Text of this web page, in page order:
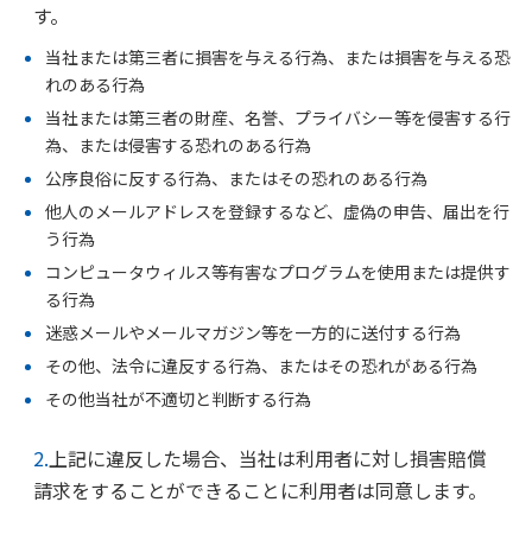
す。
当社または第三者に損害を与える行為、または損害を与える恐
れのある行為
当社または第三者の財産、名誉、プライバシー等を侵害する行
為、または侵害する恐れのある行為
公序良俗に反する行為、またはその恐れのある行為
他人のメールアドレスを登録するなど、虚偽の申告、届出を行
う行為
コンピュータウィルス等有害なプログラムを使用または提供す
る行為
迷惑メールやメールマガジン等を一方的に送付する行為
その他、法令に違反する行為、またはその恐れがある行為
その他当社が不適切と判断する行為
2.上記に違反した場合、当社は利用者に対し損害賠償
請求をすることができることに利用者は同意します。